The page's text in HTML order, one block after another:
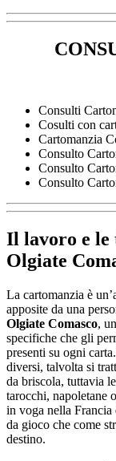
Consulti
Cosulti con
Cartomanzia
Consulto
Consulto
Consulto
Il lavoro e le
Olgiate
La cartomanzia è
apposite da una
Olgiate Comasco,
specifiche che gli
presenti su ogni
diversi, talvolta si
da briscola, tuttavia
tarocchi, napoletane
in voga nella Francia
da gioco che come
destino.